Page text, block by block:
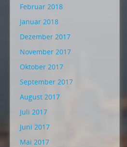
Februar 2018
Januar 2018
Dezember 2017
November 2017
Oktober 2017
September 2017
August 2017
Juli 2017
Juni 2017
Mai 2017